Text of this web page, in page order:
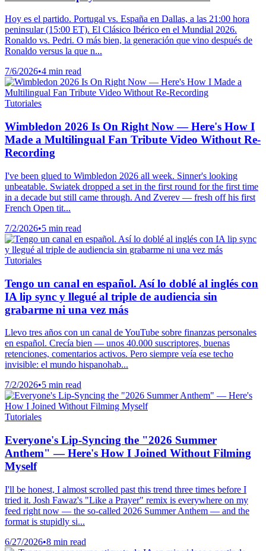
Hoy es el partido. Portugal vs. España en Dallas, a las 21:00 hora
peninsular (15:00 ET). El Clásico Ibérico en el Mundial 2026.
Ronaldo vs. Pedri. O más bien, la generación que vino después de
Ronaldo versus la que n...
7/6/2026•4 min read
Tutoriales
Wimbledon 2026 Is On Right Now — Here's How I
Made a Multilingual Fan Tribute Video Without Re-
Recording
I've been glued to Wimbledon 2026 all week. Sinner's looking
unbeatable. Swiatek dropped a set in the first round for the first time
in a decade but still came through. And Zverev — fresh off his first
French Open tit...
7/2/2026•5 min read
Tutoriales
Tengo un canal en español. Así lo doblé al inglés con
IA lip sync y llegué al triple de audiencia sin
grabarme ni una vez más
Llevo tres años con un canal de YouTube sobre finanzas personales
en español. Crecía bien — unos 40.000 suscriptores, buenas
retenciones, comentarios activos. Pero siempre veía ese techo
invisible: el mundo hispanohab...
7/2/2026•5 min read
Tutoriales
Everyone's Lip-Syncing the "2026 Summer
Anthem" — Here's How I Joined Without Filming
Myself
I'll be honest, I almost scrolled past this trend three times before I
tried it. Josh Fawaz's "Like a Prayer" remix is everywhere on my
feed right now — the so-called 2026 Summer Anthem — and the
format is stupidly si...
6/27/2026•8 min read